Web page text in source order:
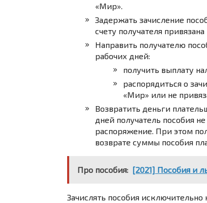
«Мир».
Задержать зачисление
счету получателя
Направить получателю
рабочих дней:
получить выплату
распорядиться о
«Мир» или не
Возвратить деньги
дней получатель пособия
распоряжение. При этом
возврате суммы пособия
Про пособия: [2021] Пособия и
Зачислять пособия исключительно